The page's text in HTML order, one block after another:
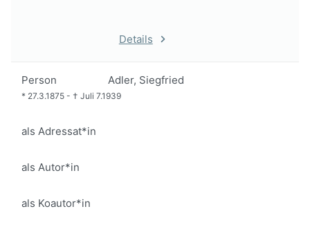
Details
Person Adler, Siegfried
* 27.3.1875 - † Juli 7.1939
als Adressat*in
als Autor*in
als Koautor*in